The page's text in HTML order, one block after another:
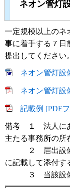
ネオン管灯
一定規模以上のネ
事に着手する７日
提出してください。
ネオン管灯設
ネオン管灯設
記載例 [PDF
備考 １ 法人にあ
主たる事務所の所
２ 届出設備の
に記載して添付す
３ 当該設備の